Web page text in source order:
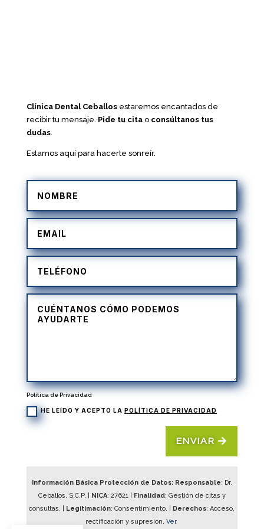
Clínica Dental Ceballosestaremos encantados de
recibir tu mensaje. Pide tu citao consúltanos tus
dudas.
Estamos aquí para hacerte sonreír.
Política de Privacidad
HE LEÍDO Y ACEPTO LA POLÍTICA DE PRIVACIDAD
ENVIAR
Información Básica Protección de Datos: Responsable: Dr.
Ceballos, S.C.P. |
NICA: 27621| Finalidad: Gestión de citas y
consultas. |
Legitimación: Consentimiento. | Derechos: Acceso,
rectificación y supresión. Ver